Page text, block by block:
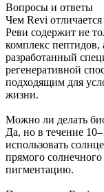
Вопросы и ответы
Чем Revi
Реви содержит не
комплекс
разработанный
регенеративной
подходящим для
жизни.
Можно ли делать
Да, но в течение
использовать
прямого
пигментацию.